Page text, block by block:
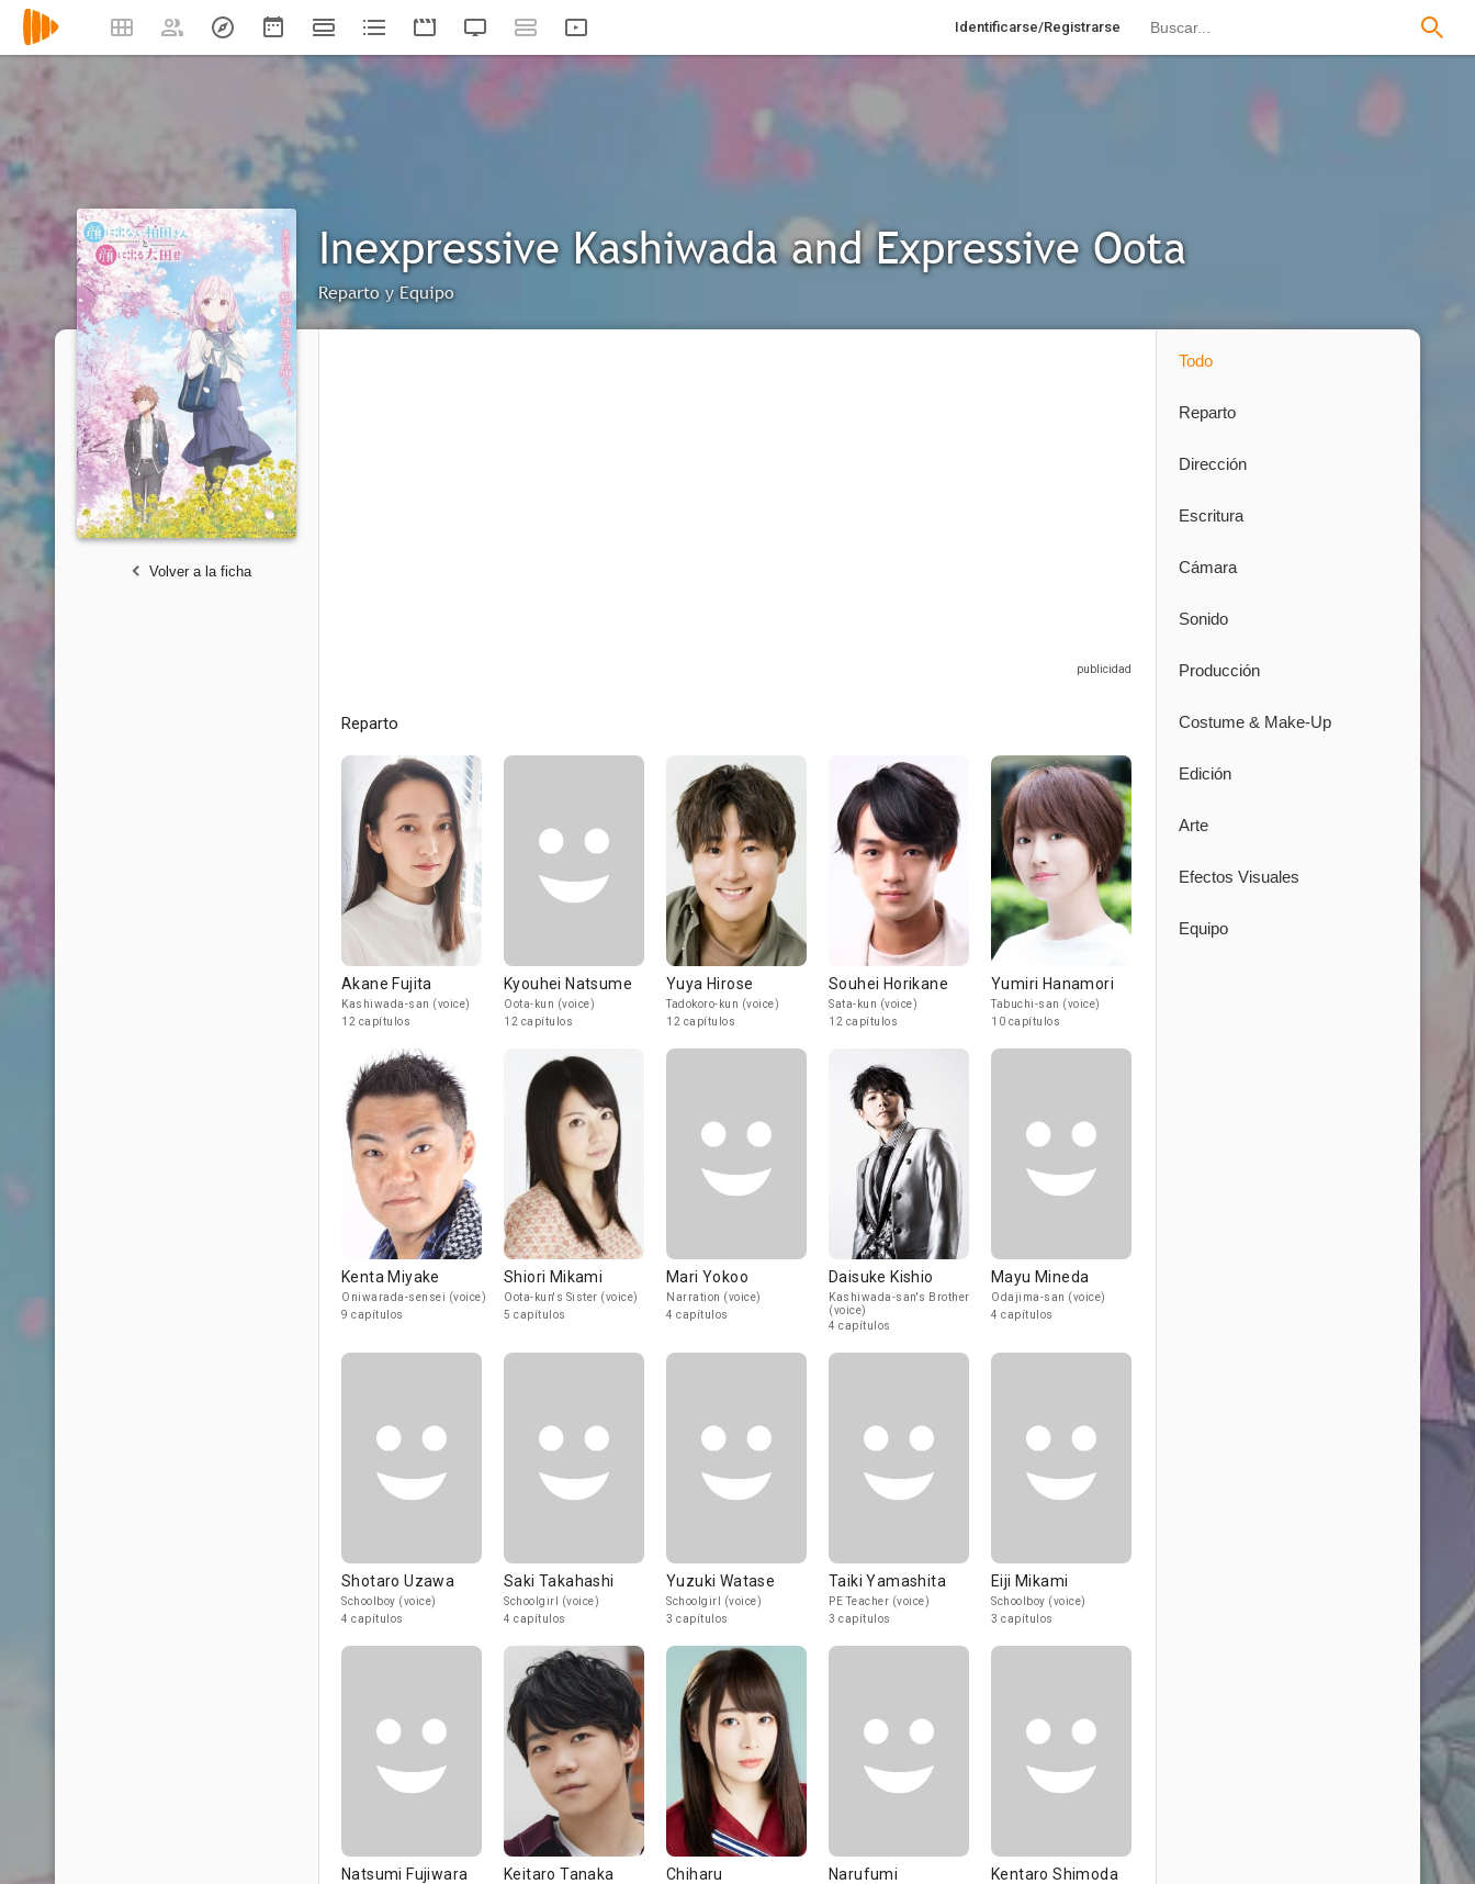
Identificarse/Registrarse
Inexpressive Kashiwada and Expressive Oota
Reparto y Equipo
Volver a la ficha
Reparto
Akane Fujita
Kashiwada-san (voice)
12 capítulos
Kyouhei Natsume
Oota-kun (voice)
12 capítulos
Yuya Hirose
Tadokoro-kun (voice)
12 capítulos
Souhei Horikane
Sata-kun (voice)
12 capítulos
Yumiri Hanamori
Tabuchi-san (voice)
10 capítulos
Kenta Miyake
Oniwarada-sensei (voice)
9 capítulos
Shiori Mikami
Oota-kun's Sister (voice)
5 capítulos
Mari Yokoo
Narration (voice)
4 capítulos
Daisuke Kishio
Kashiwada-san's Brother
(voice)
4 capítulos
Mayu Mineda
Odajima-san (voice)
4 capítulos
Shotaro Uzawa
Schoolboy (voice)
4 capítulos
Saki Takahashi
Schoolgirl (voice)
4 capítulos
Yuzuki Watase
Schoolgirl (voice)
3 capítulos
Taiki Yamashita
PE Teacher (voice)
3 capítulos
Eiji Mikami
Schoolboy (voice)
3 capítulos
Natsumi Fujiwara Keitaro Tanaka Chiharu
Narufumi
Kentaro Shimoda
Todo
Reparto
Dirección
Escritura
Cámara
Sonido
Producción
Costume & Make-Up
Edición
Arte
Efectos Visuales
Equipo